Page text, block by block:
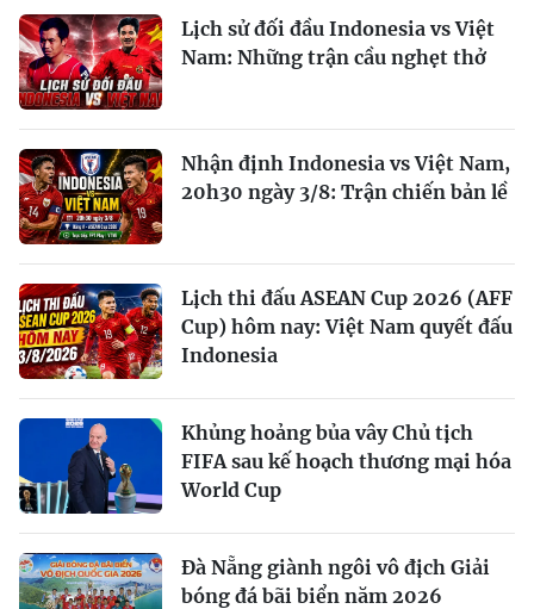
Lịch sử đối đầu Indonesia vs Việt
Nam: Những trận cầu nghẹt thở
Nhận định Indonesia vs Việt Nam,
20h30 ngày 3/8: Trận chiến bản lề
Lịch thi đấu ASEAN Cup 2026 (AFF
Cup) hôm nay: Việt Nam quyết đấu
Indonesia
Khủng hoảng bủa vây Chủ tịch
FIFA sau kế hoạch thương mại hóa
World Cup
Đà Nẵng giành ngôi vô địch Giải
bóng đá bãi biển năm 2026